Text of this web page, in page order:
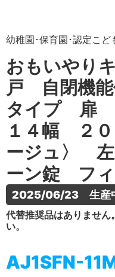
幼稚園･保育園･認定こ
おもいやり
戸 自閉機
タイプ 扉
１４幅 ２
ージュ〉
ーン錠 フィ
2025/06/23　生産
代替推奨品はありません
い。
AJ1SFN-